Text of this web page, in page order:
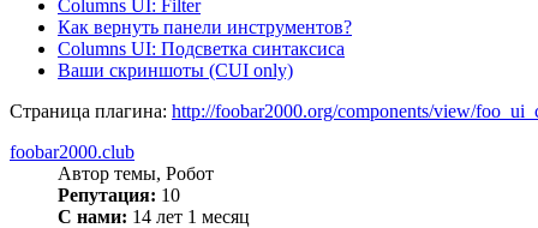
Columns UI: Filter
Как вернуть панели инструментов?
Columns UI: Подсветка синтаксиса
Ваши скриншоты (CUI only)
Страница плагина: http://foobar2000.org/components/view/
foobar2000.club
Автор темы, Робот
Репутация: 10
С нами: 14 лет 1 месяц